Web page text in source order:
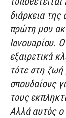
διάρκεια
πρώτη μου
Ιανουαρίου.
εξαιρετικά
τότε στη ζωή
σπουδαίους
τους
Αλλά αυτός